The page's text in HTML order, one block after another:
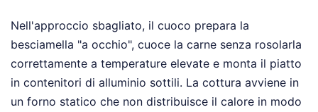
Nell'approccio sbagliato, il cuoco prepara la
besciamella "a occhio", cuoce la carne senza rosolarla
correttamente a temperature elevate e monta il piatto
in contenitori di alluminio sottili. La cottura avviene in
un forno statico che non distribuisce il calore in modo